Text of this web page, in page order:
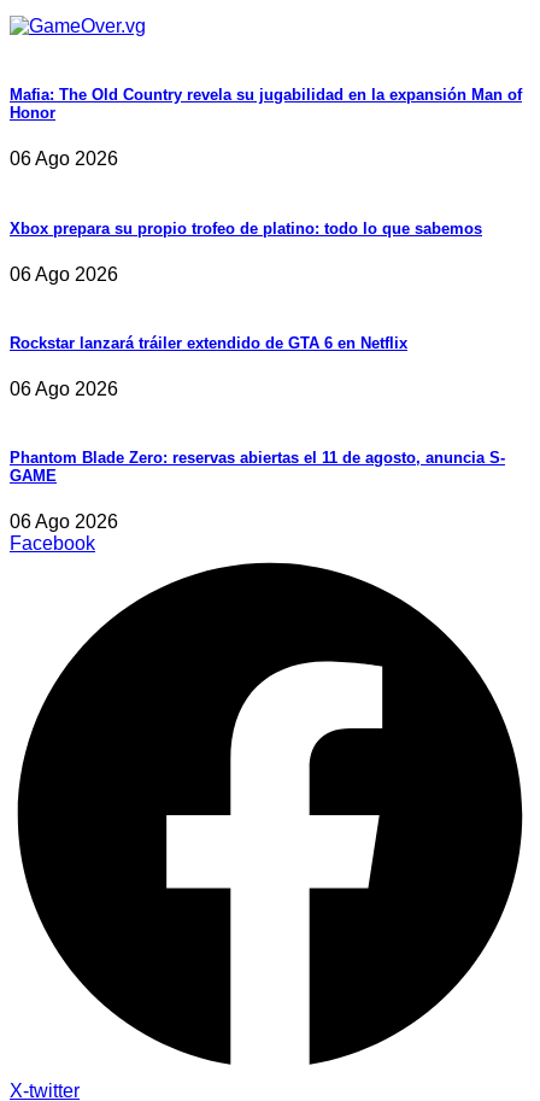
Mafia: The Old Country revela su jugabilidad en la expansión Man of
Honor
06 Ago 2026
Xbox prepara su propio trofeo de platino: todo lo que sabemos
06 Ago 2026
Rockstar lanzará tráiler extendido de GTA 6 en Netflix
06 Ago 2026
Phantom Blade Zero: reservas abiertas el 11 de agosto, anuncia S-
GAME
06 Ago 2026
Facebook
X-twitter